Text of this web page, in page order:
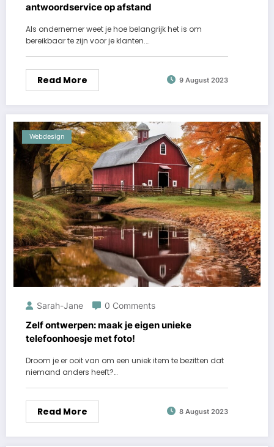
antwoordservice op afstand
Als ondernemer weet je hoe belangrijk het is om
bereikbaar te zijn voor je klanten.…
Read More 9 August 2023
Webdesign
Sarah-Jane 0 Comments
Zelf ontwerpen: maak je eigen unieke
telefoonhoesje met foto!
Droom je er ooit van om een uniek item te bezitten dat
niemand anders heeft?…
Read More 8 August 2023